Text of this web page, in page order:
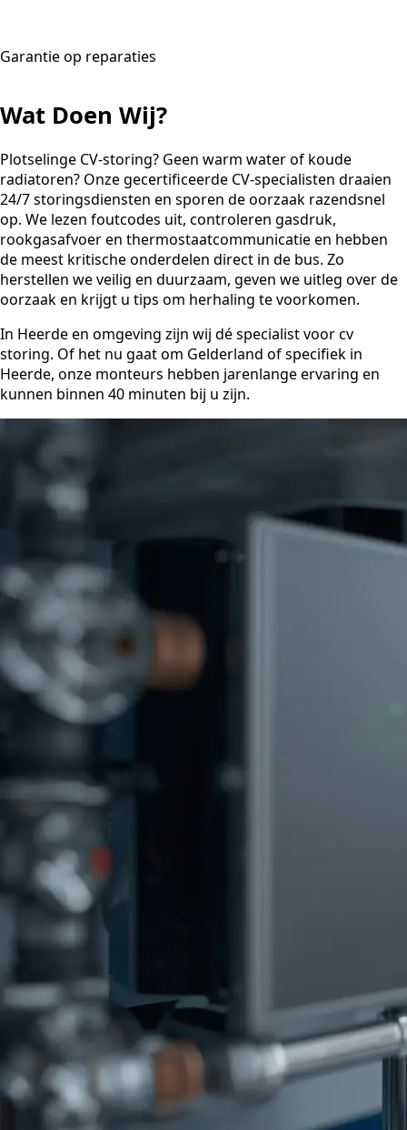
Garantie op reparaties
Wat Doen Wij?
Plotselinge CV-storing? Geen warm water of koude
radiatoren? Onze gecertificeerde CV-specialisten draaien
24/7 storingsdiensten en sporen de oorzaak razendsnel
op. We lezen foutcodes uit, controleren gasdruk,
rookgasafvoer en thermostaatcommunicatie en hebben
de meest kritische onderdelen direct in de bus. Zo
herstellen we veilig en duurzaam, geven we uitleg over de
oorzaak en krijgt u tips om herhaling te voorkomen.
In Heerde en omgeving zijn wij dé specialist voor cv
storing. Of het nu gaat om Gelderland of specifiek in
Heerde, onze monteurs hebben jarenlange ervaring en
kunnen binnen 40 minuten bij u zijn.